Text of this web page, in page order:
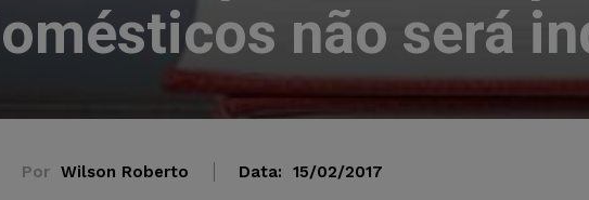
não será
Por Wilson Roberto Data: 15/02/2017